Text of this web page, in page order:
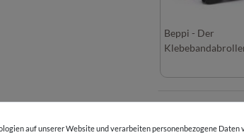
Beppi - Der
auf unserer Website und verarbeiten personenbezogene Daten